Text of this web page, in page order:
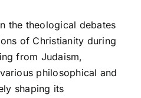
the theological debates
of Christianity during
from Judaism,
philosophical and
shaping its